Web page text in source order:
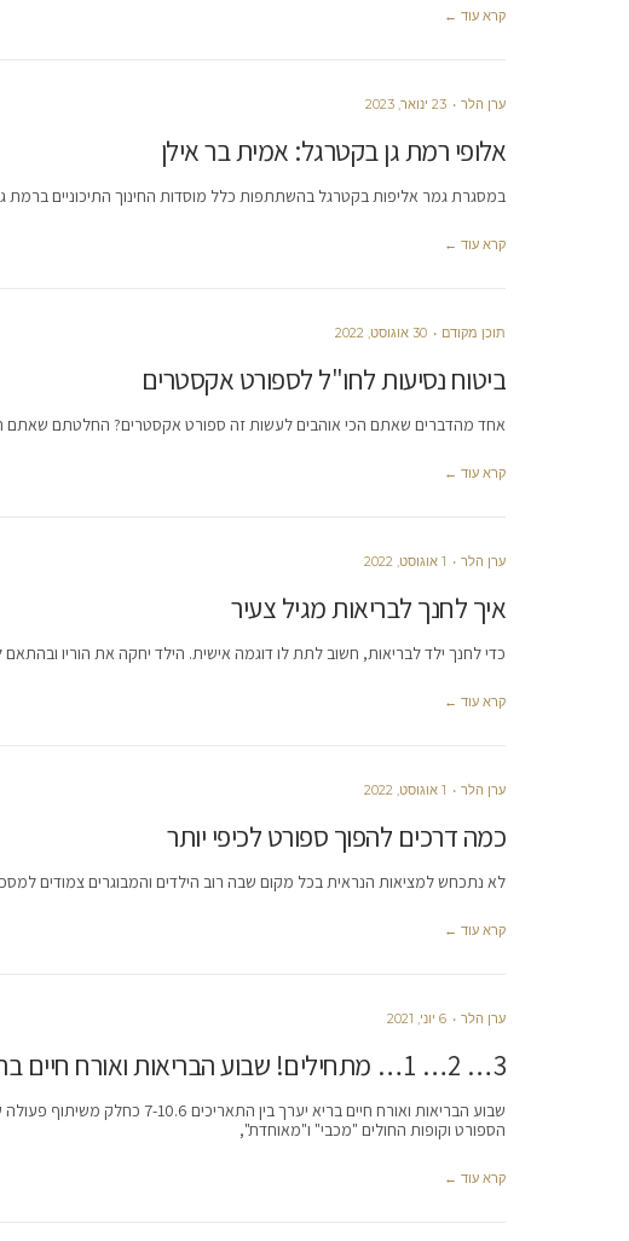
קרא עוד ←
ערן הלר 23 ינואר, 2023
אלופי רמת גן בקטרגל: אמית בר אילן
במסגרת גמר אליפות בקטרגל בהשתתפות כלל מוסדות החינוך התיכוניים
קרא עוד ←
תוכן מקודם 30 אוגוסט, 2022
ביטוח נסיעות לחו"ל לספורט אקסטרים
אחד מהדברים שאתם הכי אוהבים לעשות זה ספורט אקסטרים? החלטתם שאתם
קרא עוד ←
ערן הלר 1 אוגוסט, 2022
איך לחנך לבריאות מגיל צעיר
כדי לחנך ילד לבריאות, חשוב לתת לו דוגמה אישית. הילד יחקה את הוריו ובהתאם
קרא עוד ←
ערן הלר 1 אוגוסט, 2022
כמה דרכים להפוך ספורט לכיפי יותר
לא נתכחש למציאות הנראית בכל מקום שבה רוב הילדים והמבוגרים צמודים
קרא עוד ←
ערן הלר 6 יוני, 2021
3… 2… 1… מתחילים! שבוע הבריאות ואורח חיים בריא בגבעתיים
שבוע הבריאות ואורח חיים בריא
הספורט וקופות החולים "מכבי" ו"מאוחדת",
קרא עוד ←